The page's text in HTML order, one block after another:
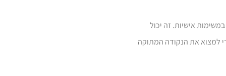
אישיות. זה יכול
למצוא את הנקודה המתוקה